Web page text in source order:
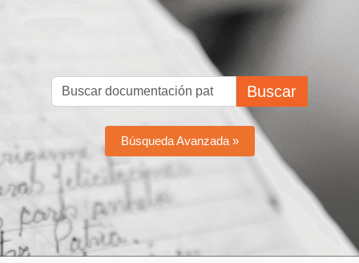
Buscar
Búsqueda Avanzada »